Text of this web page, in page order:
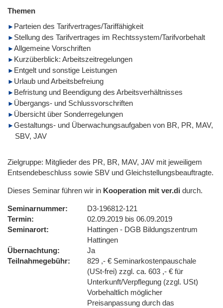
Themen
Parteien des Tarifvertrages/Tariffähigkeit
Stellung des Tarifvertrages im Rechtssystem/Tarifvorbehalt
Allgemeine Vorschriften
Kurzüberblick: Arbeitszeitregelungen
Entgelt und sonstige Leistungen
Urlaub und Arbeitsbefreiung
Befristung und Beendigung des Arbeitsverhältnisses
Übergangs- und Schlussvorschriften
Übersicht über Sonderregelungen
Gestaltungs- und Überwachungsaufgaben von BR, PR, MAV,
SBV, JAV
Zielgruppe: Mitglieder des PR, BR, MAV, JAV mit jeweiligem
Entsendebeschluss sowie SBV und Gleichstellungsbeauftragte.
Dieses Seminar führen wir in Kooperation mit ver.di durch.
Seminarnummer
D3-196812-121
Termin
02.09.2019 bis 06.09.2019
Seminarort
Hattingen - DGB Bildungszentrum
Hattingen
Übernachtung
Ja
Teilnahmegebühr
829 ,- € Seminarkostenpauschale
(USt-frei) zzgl. ca. 603 ,- € für
Unterkunft/Verpflegung (zzgl. USt)
Vorbehaltlich möglicher
Preisanpassung durch das